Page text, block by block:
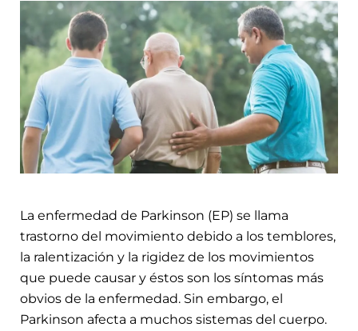
La enfermedad de Parkinson (EP) se llama
trastorno del movimiento debido a los temblores,
la ralentización y la rigidez de los movimientos
que puede causar y éstos son los síntomas más
obvios de la enfermedad. Sin embargo, el
Parkinson afecta a muchos sistemas del cuerpo.